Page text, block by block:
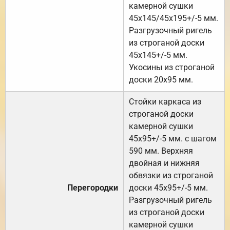
камерной сушки
45х145/45х195+/-5 мм.
Разгрузочный ригель
из строганой доски
45х145+/-5 мм.
Укосины из строганой
доски 20х95 мм.
Перегородки
Стойки каркаса из
строганой доски
камерной сушки
45х95+/-5 мм. с шагом
590 мм. Верхняя
двойная и нижняя
обвязки из строганой
доски 45х95+/-5 мм.
Разгрузочный ригель
из строганой доски
камерной сушки